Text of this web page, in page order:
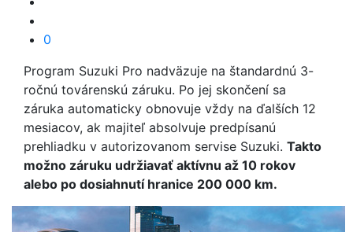
0
Program Suzuki Pro nadväzuje na štandardnú 3-
ročnú továrenskú záruku. Po jej skončení sa
záruka automaticky obnovuje vždy na ďalších 12
mesiacov, ak majiteľ absolvuje predpísanú
prehliadku v autorizovanom servise Suzuki. Takto
možno záruku udržiavať aktívnu až 10 rokov
alebo po dosiahnutí hranice 200 000 km.